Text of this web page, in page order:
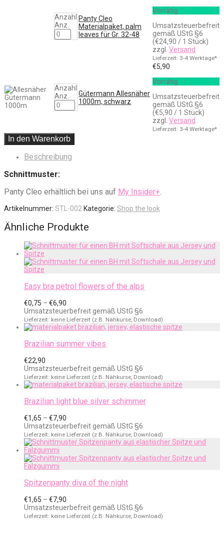
Anzahl
Anz.
Panty Cleo
Materialpaket, palm
leaves für Gr. 32-48
Vorrätig
Umsatzsteuerbefreit
gemäß UStG §6
(€24,90 / 1 Stück)
zzgl. Versand
Lieferzeit: 3-4 Werktage*
Anzahl
Anz.
Gütermann Allesnäher
1000m, schwarz
€5,90
Vorrätig
Umsatzsteuerbefreit
gemäß UStG §6
(€5,90 / 1 Stück)
zzgl. Versand
Lieferzeit: 3-4 Werktage*
In den Warenkorb
Beschreibung
Schnittmuster:
Panty Cleo erhältlich bei uns auf My Insider+
Artikelnummer: STL-002 Kategorie: Shop the look
Ähnliche Produkte
Easy bra petrol flowers of the alps
€0,75 – €6,90
€0,75
bis
€6,90
Umsatzsteuerbefreit gemäß UStG §6
Lieferzeit: keine Lieferzeit (z.B. Nähkurse, Download)
Brazilian summer vibes
€22,90
Umsatzsteuerbefreit gemäß UStG §6
Lieferzeit: keine Lieferzeit (z.B. Nähkurse, Download)
Brazilian light blue silver schimmer
€1,65 – €7,90
€1,65
bis
€7,90
Umsatzsteuerbefreit gemäß UStG §6
Lieferzeit: keine Lieferzeit (z.B. Nähkurse, Download)
Spitzenpanty diva of the night
€1,65 – €7,90
€1,65
bis
Umsatzsteuerbefreit gemäß UStG §6
Lieferzeit: keine Lieferzeit (z.B. Nähkurse, Download)